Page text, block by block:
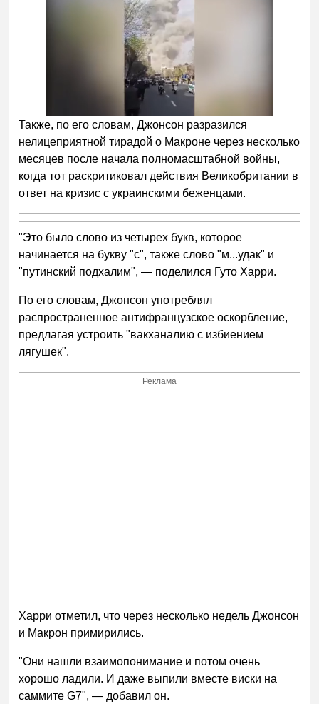
Также, по его словам, Джонсон разразился
нелицеприятной тирадой о Макроне через несколько
месяцев после начала полномасштабной войны,
когда тот раскритиковал действия Великобритании в
ответ на кризис с украинскими беженцами.
"Это было слово из четырех букв, которое
начинается на букву "с", также слово "м...удак" и
"путинский подхалим", — поделился Гуто Харри.
По его словам, Джонсон употреблял
распространенное антифранцузское оскорбление,
предлагая устроить "вакханалию с избиением
лягушек".
Реклама
Харри отметил, что через несколько недель Джонсон
и Макрон примирились.
"Они нашли взаимопонимание и потом очень
хорошо ладили. И даже выпили вместе виски на
саммите G7", — добавил он.